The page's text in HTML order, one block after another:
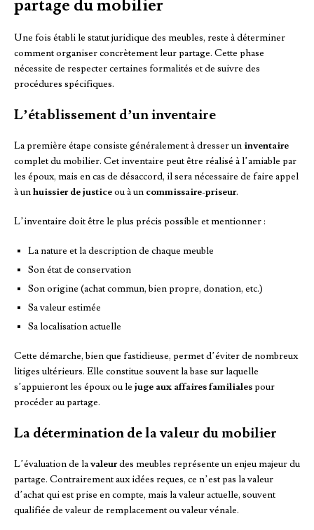
partage du mobilier
Une fois établi le statut juridique des meubles, reste à déterminer
comment organiser concrètement leur partage. Cette phase
nécessite de respecter certaines formalités et de suivre des
procédures spécifiques.
L’établissement d’un inventaire
La première étape consiste généralement à dresser un inventaire
complet du mobilier. Cet inventaire peut être réalisé à l’amiable par
les époux, mais en cas de désaccord, il sera nécessaire de faire appel
à unhuissier de justiceou à un commissaire-priseur.
L’inventaire doit être le plus précis possible et mentionner :
La nature et la description de chaque meuble
Son état de conservation
Son origine (achat commun, bien propre, donation, etc.)
Sa valeur estimée
Sa localisation actuelle
Cette démarche, bien que fastidieuse, permet d’éviter de nombreux
litiges ultérieurs. Elle constitue souvent la base sur laquelle
s’appuieront les époux ou le juge aux affaires familialespour
procéder au partage.
La détermination de la valeur du mobilier
L’évaluation de lavaleurdes meubles représente un enjeu majeur du
partage. Contrairement aux idées reçues, ce n’est pas la valeur
d’achat qui est prise en compte, mais la valeur actuelle, souvent
qualifiée de valeur de remplacement ou valeur vénale.